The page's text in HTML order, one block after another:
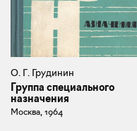
О. Г. Грудинин
Группа специального
назначения
Москва, 1964